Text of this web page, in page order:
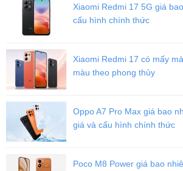
Xiaomi Redmi 17 5G giá
cấu hình chính thức
Xiaomi Redmi 17 có mấy
màu theo phong thủy
Oppo A7 Pro Max giá bao
giá và cấu hình chính thức
Poco M8 Power giá bao